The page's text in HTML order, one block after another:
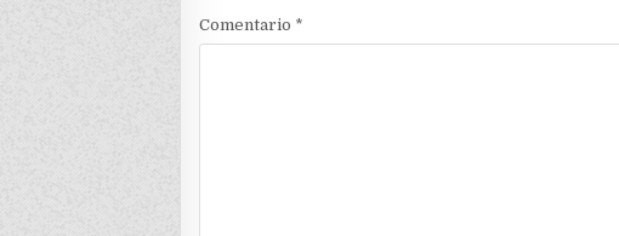
Comentario *